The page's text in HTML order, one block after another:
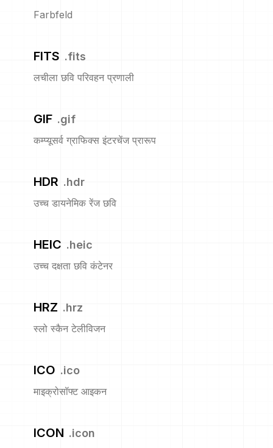
Farbfeld
FITS .fits
लचीला छवि परिवहन प्रणाली
GIF .gif
कम्प्यूसर्व ग्राफिक्स इंटरचेंज प्रारूप
HDR .hdr
उच्च डायनेमिक रेंज छवि
HEIC .heic
उच्च दक्षता छवि कंटेनर
HRZ .hrz
स्लो स्कैन टेलीविजन
ICO .ico
माइक्रोसॉफ्ट आइकन
ICON .icon